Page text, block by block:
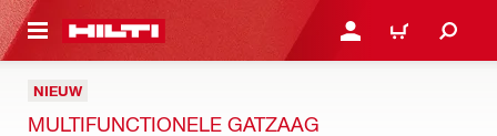
HOOFDINHOUD LOG IN OF REGISTREER
WINKELWAGEN
NIEUW
MULTIFUNCTIONELE GATZAAG